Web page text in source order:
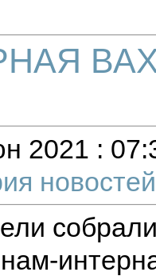
2021 :